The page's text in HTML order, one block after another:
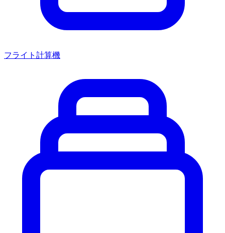
フライト計算機